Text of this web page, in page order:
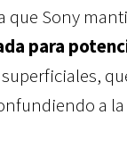
Sony
para
a